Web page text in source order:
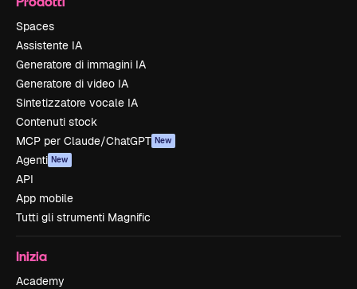
Spaces
Assistente IA
Generatore di immagini IA
Generatore di video IA
Sintetizzatore vocale IA
Contenuti stock
MCP per Claude/ChatGPT New
Agenti New
API
App mobile
Tutti gli strumenti Magnific
Inizia
Academy